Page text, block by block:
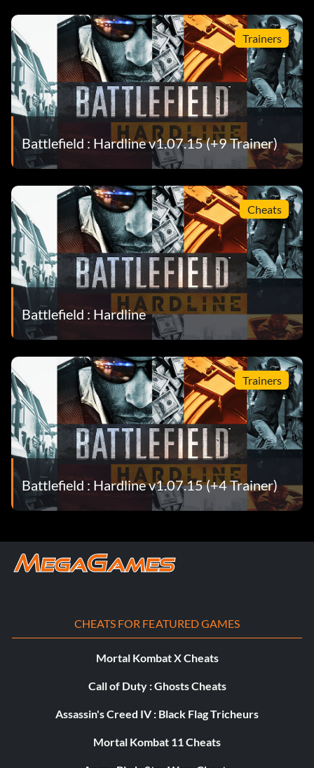
Trainers
Battlefield : Hardline v1.07.15 (+9 Trainer)
Cheats
Battlefield : Hardline
Trainers
Battlefield : Hardline v1.07.15 (+4 Trainer)
CHEATS FOR FEATURED GAMES
Mortal Kombat X Cheats
Call of Duty : Ghosts Cheats
Assassin's Creed IV : Black Flag Tricheurs
Mortal Kombat 11 Cheats